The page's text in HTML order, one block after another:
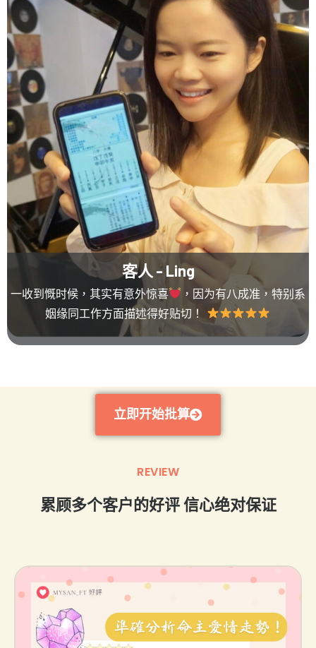
客人 - Ling
一收到慨时候，其实有意外惊喜
，因为有八成准，特别系
姻缘同工作方面描述得好贴切！
立即开始批算
REVIEW
累顾多个客户的好评 信心绝对保证